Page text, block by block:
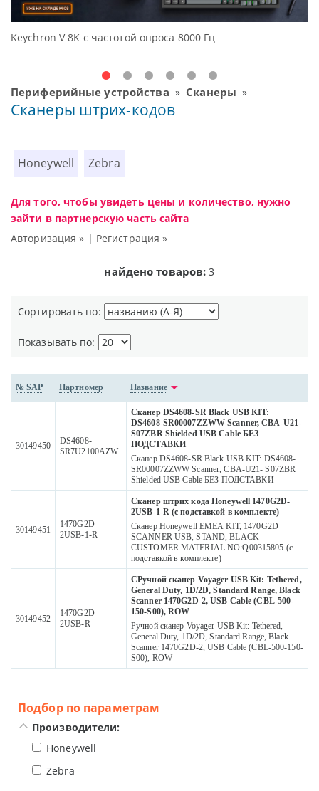
Keychron V 8K с частотой опроса 8000 Гц
Периферийные устройства » Сканеры »
Сканеры штрих-кодов
Honeywell Zebra
Для того, чтобы увидеть цены и количество, нужно
зайти в партнерскую часть сайта
Авторизация » | Регистрация »
найдено товаров: 3
Сортировать по:
Показывать по:
№ SAP Партномер Название
30149450
DS4608-
SR7U2100AZW
Сканер DS4608-SR Black USB KIT:
DS4608-SR00007ZZWW Scanner, CBA-U21-
S07ZBR Shielded USB Cable БЕЗ
ПОДСТАВКИ
Сканер DS4608-SR Black USB KIT: DS4608-
SR00007ZZWW Scanner, CBA-U21- S07ZBR
Shielded USB Cable БЕЗ ПОДСТАВКИ
30149451
1470G2D-
2USB-1-R
Сканер штрих кода Honeywell 1470G2D-
2USB-1-R (с подставкой в комплекте)
Сканер Honeywell EMEA KIT, 1470G2D
SCANNER USB, STAND, BLACK
CUSTOMER MATERIAL NO:Q00315805 (с
подставкой в комплекте)
30149452
1470G2D-
2USB-R
СРучной сканер Voyager USB Kit: Tethered,
General Duty, 1D/2D, Standard Range, Black
Scanner 1470G2D-2, USB Cable (CBL-500-
150-S00), ROW
Ручной сканер Voyager USB Kit: Tethered,
General Duty, 1D/2D, Standard Range, Black
Scanner 1470G2D-2, USB Cable (CBL-500-150-
S00), ROW
Подбор по параметрам
Производители:
Honeywell
Zebra